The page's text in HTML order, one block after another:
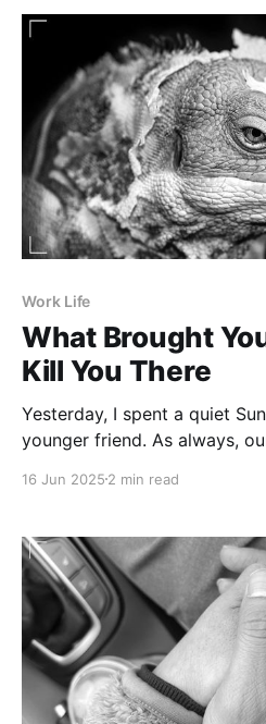
Work Life
What Brought
Kill You There
Yesterday, I spent a quiet
younger friend. As always, our conversation
sense of our choices. One
Monday morning: “What
16 Jun 2025 2 min read